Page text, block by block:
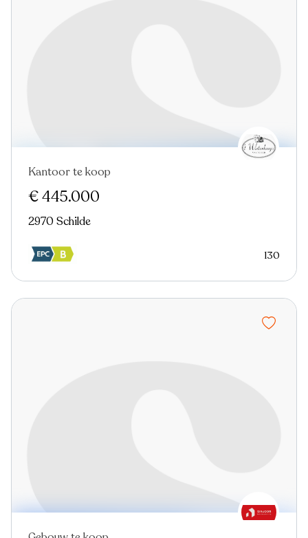
Kantoor te koop
€ 445.000
2970 Schilde
130